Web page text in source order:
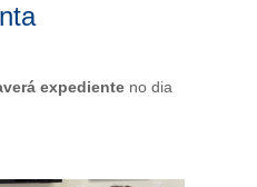
expediente no dia